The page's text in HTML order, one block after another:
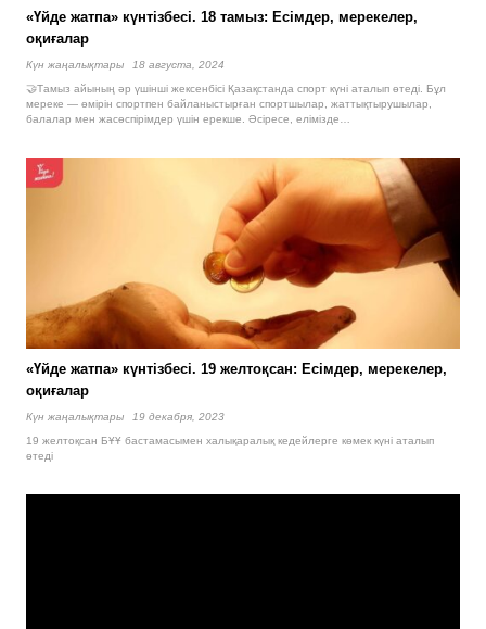
«Үйде жатпа» күнтізбесі. 18 тамыз: Есімдер, мерекелер,
оқиғалар
Күн жаңалықтары
18 августа, 2024
🤝Тамыз айының әр үшінші жексенбісі Қазақстанда спорт күні аталып өтеді. Бұл
мереке — өмірін спортпен байланыстырған спортшылар, жаттықтырушылар,
балалар мен жасөспірімдер үшін ерекше. Әсіресе, елімізде…
«Үйде жатпа» күнтізбесі. 19 желтоқсан: Есімдер, мерекелер,
оқиғалар
Күн жаңалықтары
19 декабря, 2023
19 желтоқсан БҰҰ бастамасымен халықаралық кедейлерге көмек күні аталып
өтеді